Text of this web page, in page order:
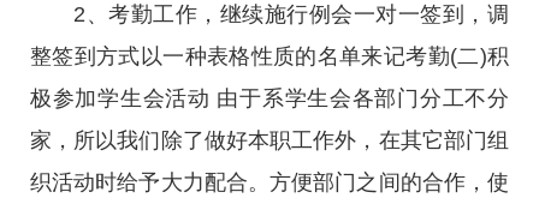
2、考勤工作，继续施行例会一对一签到，调
整签到方式以一种表格性质的名单来记考勤(二)积
极参加学生会活动 由于系学生会各部门分工不分
家，所以我们除了做好本职工作外，在其它部门组
织活动时给予大力配合。方便部门之间的合作，使